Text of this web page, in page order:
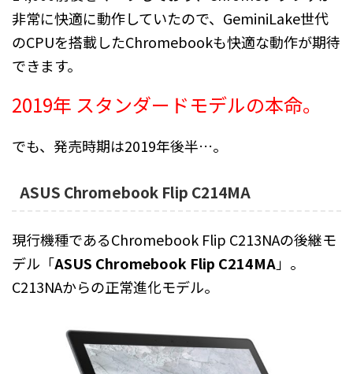
非常に快適に動作していたので、GeminiLake世代
のCPUを搭載したChromebookも快適な動作が期待
できます。
2019年 スタンダードモデルの本命。
でも、発売時期は2019年後半…。
ASUS Chromebook Flip C214MA
現行機種であるChromebook Flip C213NAの後継モ
デル「ASUS Chromebook Flip C214MA」。
C213NAからの正常進化モデル。